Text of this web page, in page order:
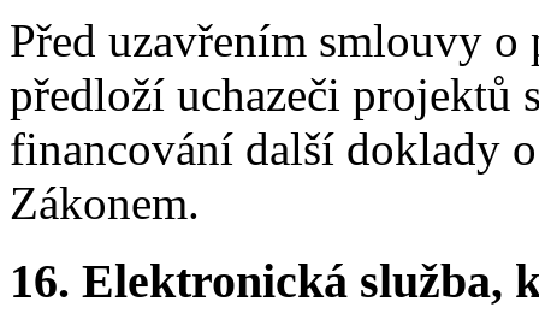
Před uzavřením smlouvy
předloží uchazeči projektů
financování další doklady
Zákonem.
16. Elektronická služba,